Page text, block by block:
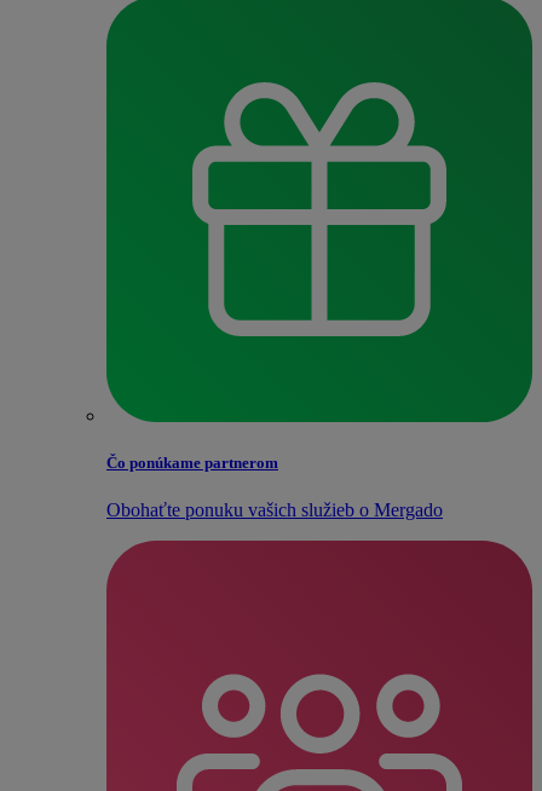
Čo ponúkame partnerom
Obohaťte ponuku vašich služieb o Mergado